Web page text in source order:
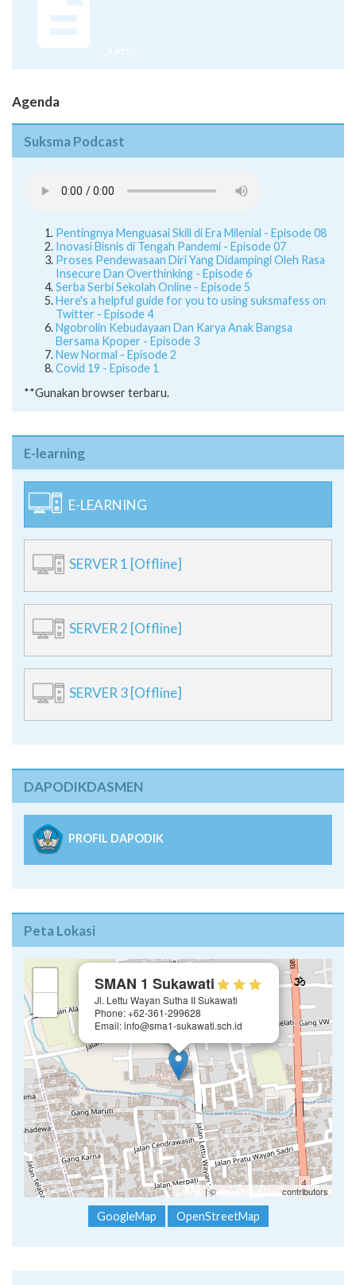
Juknis
Agenda
Suksma Podcast
Pentingnya Menguasai Skill di Era Milenial - Episode 08
Inovasi Bisnis di Tengah Pandemi - Episode 07
Proses Pendewasaan Diri Yang Didampingi Oleh Rasa
Insecure Dan Overthinking - Episode 6
Serba Serbi Sekolah Online - Episode 5
Here's a helpful guide for you to using suksmafess on
Twitter - Episode 4
Ngobrolin Kebudayaan Dan Karya Anak Bangsa
Bersama Kpoper - Episode 3
New Normal - Episode 2
Covid 19 - Episode 1
**Gunakan browser terbaru.
E-learning
E-LEARNING
SERVER 1 [Offline]
SERVER 2 [Offline]
SERVER 3 [Offline]
DAPODIKDASMEN
PROFIL DAPODIK
Peta Lokasi
SMAN 1 Sukawati
Jl. Lettu Wayan Sutha II Sukawati
Phone: +62-361-299628
Email: info@sma1-sukawati.sch.id
Leaflet | ©OpenStreetMap contributors
GoogleMap OpenStreetMap